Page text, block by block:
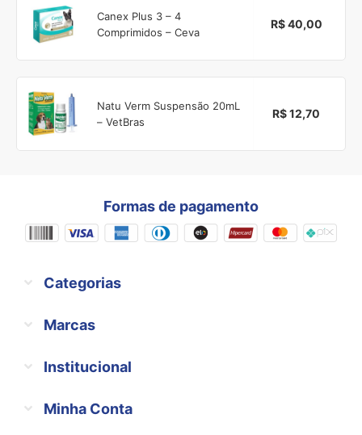
Canex Plus 3 – 4
Comprimidos – Ceva
R$ 40,00
Natu Verm Suspensão 20mL
– VetBras
R$ 12,70
Formas de pagamento
Categorias
Marcas
Institucional
Minha Conta